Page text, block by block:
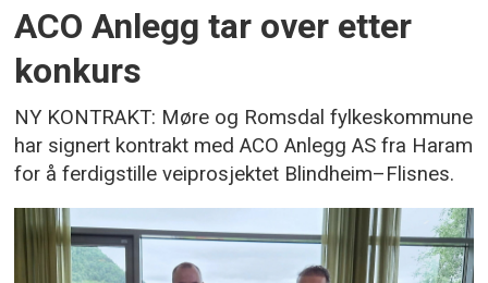
ACO Anlegg tar over etter
konkurs
NY KONTRAKT: Møre og Romsdal fylkeskommune
har signert kontrakt med ACO Anlegg AS fra Haram
for å ferdigstille veiprosjektet Blindheim–Flisnes.